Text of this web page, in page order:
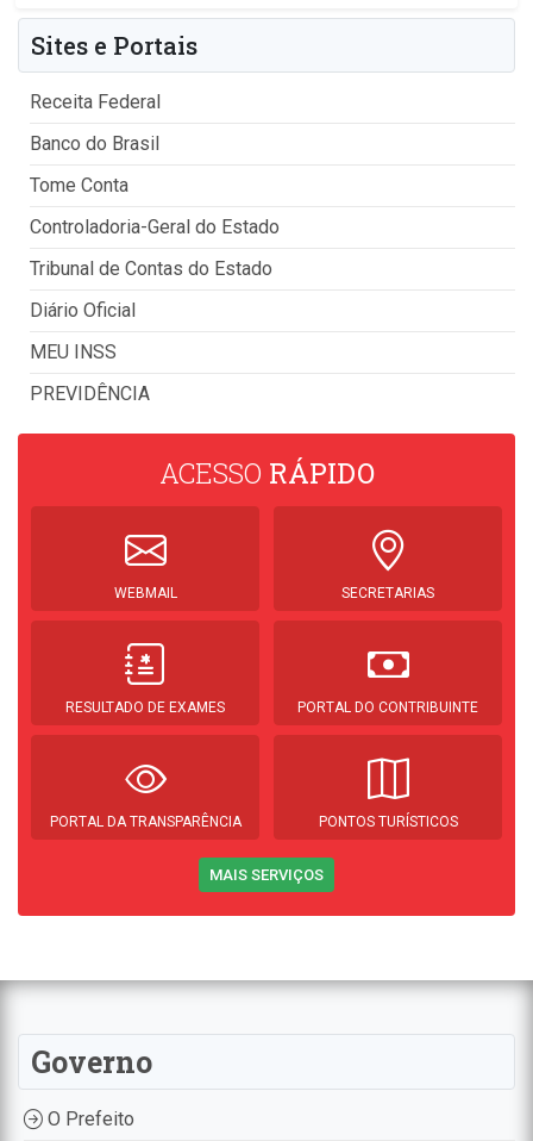
Sites e Portais
Receita Federal
Banco do Brasil
Tome Conta
Controladoria-Geral do Estado
Tribunal de Contas do Estado
Diário Oficial
MEU INSS
PREVIDÊNCIA
ACESSO RÁPIDO
WEBMAIL SECRETARIAS
RESULTADO DE EXAMES PORTAL DO CONTRIBUINTE
PORTAL DA TRANSPARÊNCIA PONTOS TURÍSTICOS
MAIS SERVIÇOS
Governo
O Prefeito